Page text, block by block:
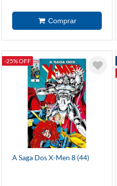
-25% OFF
A Saga Dos X-Men 8 (44)